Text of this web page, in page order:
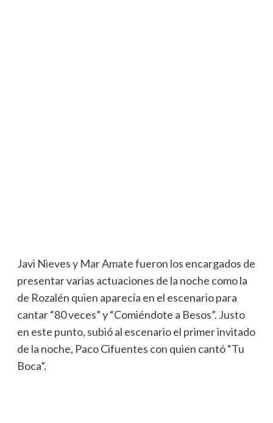
Javi Nieves y Mar Amate fueron los encargados de
presentar varias actuaciones de la noche como la
de Rozalén quien aparecía en el escenario para
cantar “80 veces” y “Comiéndote a Besos”. Justo
en este punto, subió al escenario el primer invitado
de la noche, Paco Cifuentes con quien cantó “Tu
Boca”.